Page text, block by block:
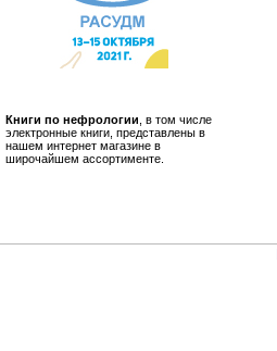
Книги по нефрологии , в том числе
электронные книги, представлены в
нашем интернет магазине в
широчайшем ассортименте.